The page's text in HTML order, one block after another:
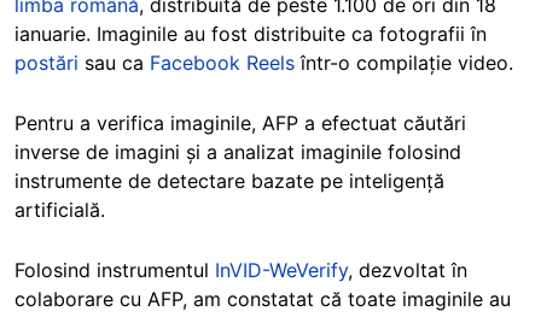
ianuarie. Imaginile au fost distribuite ca fotografii în
postări sau ca Facebook Reels într-o compilație video.
Pentru a verifica imaginile, AFP a efectuat căutări
inverse de imagini și a analizat imaginile folosind
instrumente de detectare bazate pe inteligență
artificială.
Folosind instrumentul InVID-WeVerify, dezvoltat în
colaborare cu AFP, am constatat că toate imaginile au